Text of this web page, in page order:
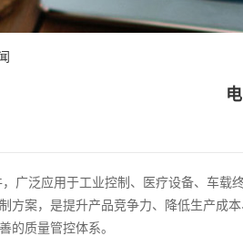
广泛应用于工业控制、医疗设备、车
方案，是提升产品竞争力、降低生产成
的质量管控体系。